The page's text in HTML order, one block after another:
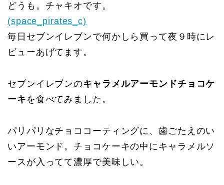
どうも。チャキオです。
(space_pirates_c)
毎日セブンイレブンで何かしら買って夜９時にレ
ビューあげてます。
セブンイレブンのキャラメルアーモンドチョコケ
ーキ を食べてみました。
パリパリなチョココーティングに、歯ごたえのい
いアーモンド。チョコケーキの中にキャラメルソ
ースが入ってて濃厚で美味しい。